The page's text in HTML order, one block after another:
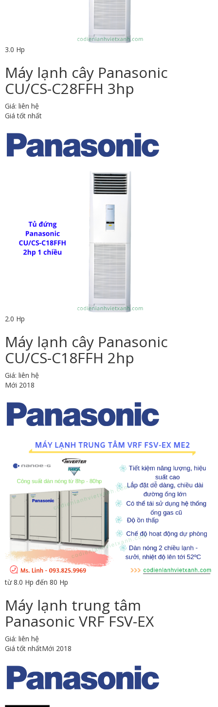
3.0 Hp
Máy lạnh cây Panasonic
CU/CS-C28FFH 3hp
Giá: liên hệ
Giá tốt nhất
2.0 Hp
Máy lạnh cây Panasonic
CU/CS-C18FFH 2hp
Giá: liên hệ
Mới 2018
từ 8.0 Hp đến 80 Hp
Máy lạnh trung tâm
Panasonic VRF FSV-EX
Giá: liên hệ
Giá tốt nhấtMới 2018